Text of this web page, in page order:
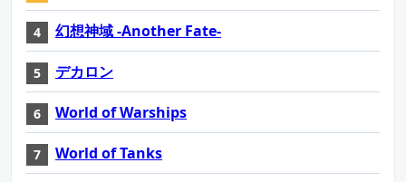
幻想神域 -Another Fate-
デカロン
World of Warships
World of Tanks